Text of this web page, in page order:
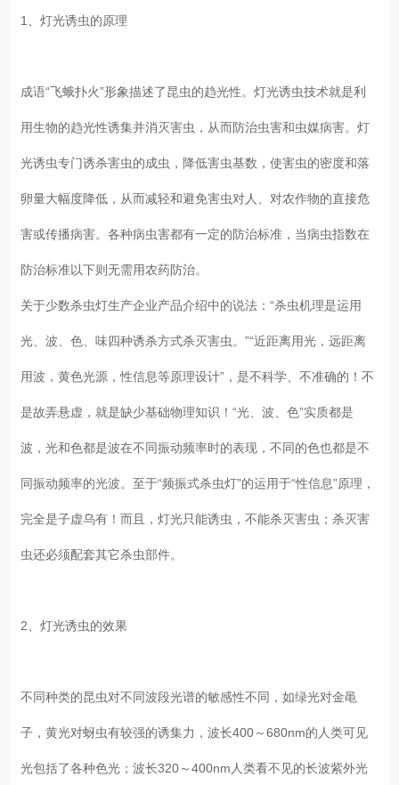
1、灯光诱虫的原理
成语“飞蛾扑火”形象描述了昆虫的趋光性。灯光诱虫技术就是利
用生物的趋光性诱集并消灭害虫，从而防治虫害和虫媒病害。灯
光诱虫专门诱杀害虫的成虫，降低害虫基数，使害虫的密度和落
卵量大幅度降低，从而减轻和避免害虫对人、对农作物的直接危
害或传播病害。各种病虫害都有一定的防治标准，当病虫指数在
防治标准以下则无需用农药防治。
关于少数杀虫灯生产企业产品介绍中的说法：“杀虫机理是运用
光、波、色、味四种诱杀方式杀灭害虫。”“近距离用光，远距离
用波，黄色光源，性信息等原理设计”，是不科学、不准确的！不
是故弄悬虚，就是缺少基础物理知识！“光、波、色”实质都是
波，光和色都是波在不同振动频率时的表现，不同的色也都是不
同振动频率的光波。至于“频振式杀虫灯”的运用于“性信息”原理，
完全是子虚乌有！而且，灯光只能诱虫，不能杀灭害虫；杀灭害
虫还必须配套其它杀虫部件。
2、灯光诱虫的效果
不同种类的昆虫对不同波段光谱的敏感性不同，如绿光对金黾
子，黄光对蚜虫有较强的诱集力，波长400～680nm的人类可见
光包括了各种色光；波长320～400nm人类看不见的长波紫外光